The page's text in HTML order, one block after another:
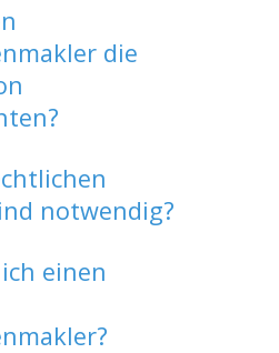
die
notwendig?
einen